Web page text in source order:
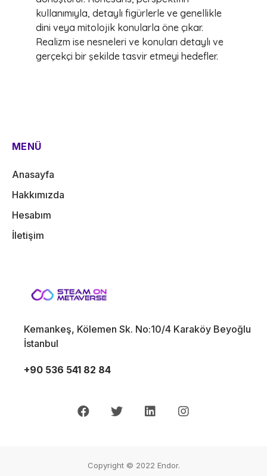
kullanımıyla, detaylı figürlerle ve genellikle
dini veya mitolojik konularla öne çıkar.
Realizm ise nesneleri ve konuları detaylı ve
gerçekçi bir şekilde tasvir etmeyi hedefler.
MENÜ
Anasayfa
Hakkımızda
Hesabım
İletişim
Kemankeş, Kölemen Sk. No:10/4 Karaköy Beyoğlu
İstanbul
+90 536 541 82 84
Copyright © 2022 Endor.